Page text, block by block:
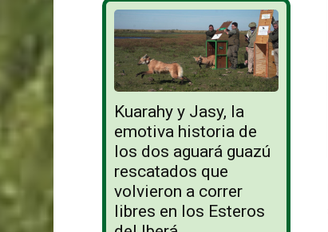
Kuarahy y Jasy, la
emotiva historia de
los dos aguará guazú
rescatados que
volvieron a correr
libres en los Esteros